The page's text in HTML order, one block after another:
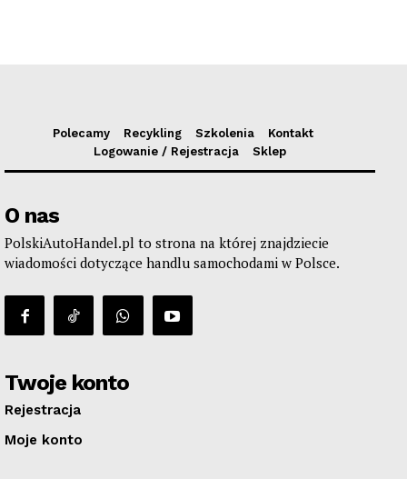
Polecamy Recykling Szkolenia
Kontakt
Logowanie / Rejestracja
Sklep
O nas
PolskiAutoHandel.pl to strona na której znajdziecie
wiadomości dotyczące handlu samochodami w Polsce.
Twoje konto
Rejestracja
Moje konto